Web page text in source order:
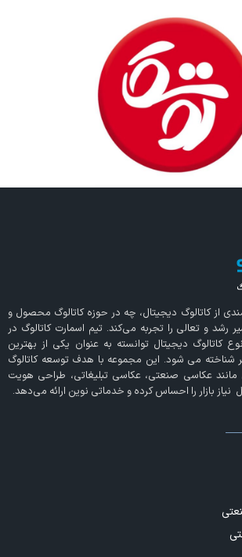
کاتالوگ دیجیتال، چه در حوزه کاتالوگ محصول و
را تجربه می‌کند. تیم اسمارت کاتالوگ در
دیجیتال توانسته به عنوان یکی از بهترین
می‌ شود. این مجموعه با هدف توسعه کاتالوگ
عکاسی صنعتی، عکاسی تبلیغاتی، طراحی هویت
را احساس کرده و خدماتی نوین ارائه می‌دهد.